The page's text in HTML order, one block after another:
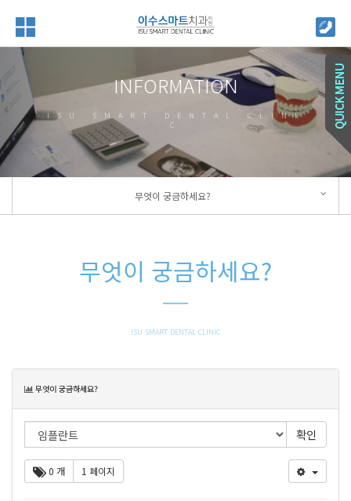
INFORMATION
ISU SMART DENTAL CLINI
C
무엇이 궁금하세요?
무엇이 궁금하세요?
ISU SMART DENTAL CLINIC
무엇이 궁금하세요?목
0 개 1 페이지